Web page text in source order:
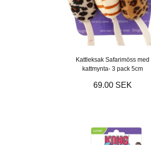
Kattleksak Safarimöss med
kattmynta- 3 pack 5cm
69.00 SEK